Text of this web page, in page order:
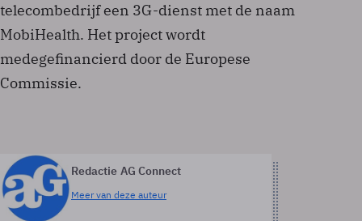
telecombedrijf een 3G-dienst met de naam
MobiHealth. Het project wordt
medegefinancierd door de Europese
Commissie.
Redactie AG Connect
Meer van deze auteur